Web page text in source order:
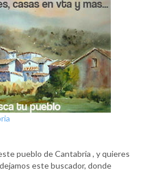
pueblo de Cantabria , y quieres
este buscador, donde